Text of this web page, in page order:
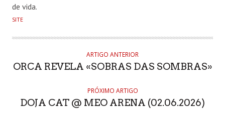
de vida.
SITE
ARTIGO ANTERIOR
ORCA REVELA «SOBRAS DAS SOMBRAS»
PRÓXIMO ARTIGO
DOJA CAT @ MEO ARENA (02.06.2026)